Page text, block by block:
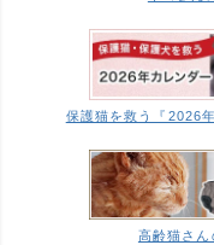
保護猫を救う『2026
高齢猫さ